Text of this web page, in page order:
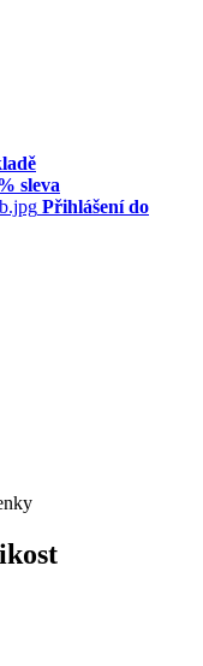
sleva
Přihlášení do